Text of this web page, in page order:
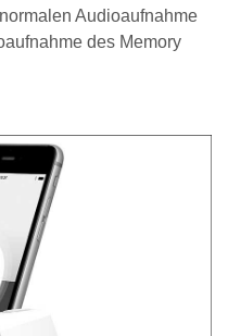
Audioaufnahme
des Memory